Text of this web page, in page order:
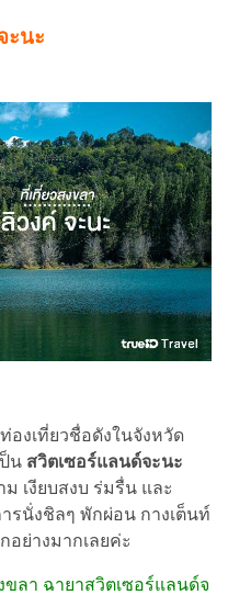
ะนะ
องเที่ยวชื่อดังในจังหวัด
น สวิตเซอร์แลนด์จะนะ
เงียบสงบ ร่มรื่น และ
รนั่งชิลๆ พักผ่อน กางเต็นท์
ย่างมากเลยค่ะ
ขลา ฉายาสวิตเซอร์แลนด์จ